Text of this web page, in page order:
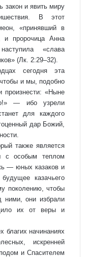
закон и явить миру
В этот
«принявший в
и пророчица Анна
«слава
(Лк. 2:29–32).
сегодня эта
и мы, подобно
«Ныне
— ибо узрели
для каждого
дар Божий,
также является
с особым теплом
— юных казаков и
казачьего
поколению, чтобы
ними, они избрали
их от веры и
начинаниях
искренней
и Спасителем